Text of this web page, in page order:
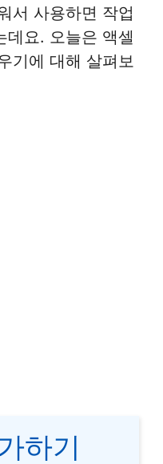
서 사용하면 작업
데요. 오늘은 액셀
기에 대해 살펴보
하기